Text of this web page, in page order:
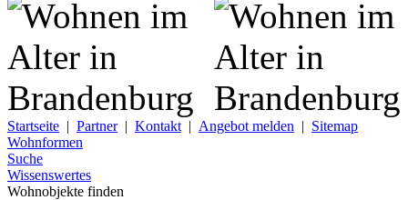
Startseite | Partner| Kontakt | Angebot melden | Sitemap
Wohnformen
Suche
Wissenswertes
Wohnobjekte finden